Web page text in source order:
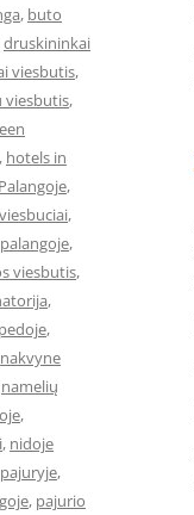
, buto
druskininkai
viesbutis,
viesbutis,
, hotels in
,
,
,
viesbutis,
,
,
nakvyne
namelių
,
, nidoje
,
, pajurio